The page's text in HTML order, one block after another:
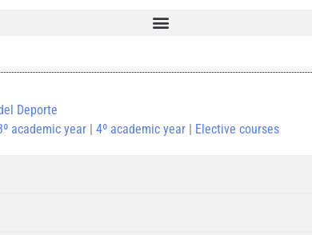
Deporte
academic year | 4º academic year | Elective courses